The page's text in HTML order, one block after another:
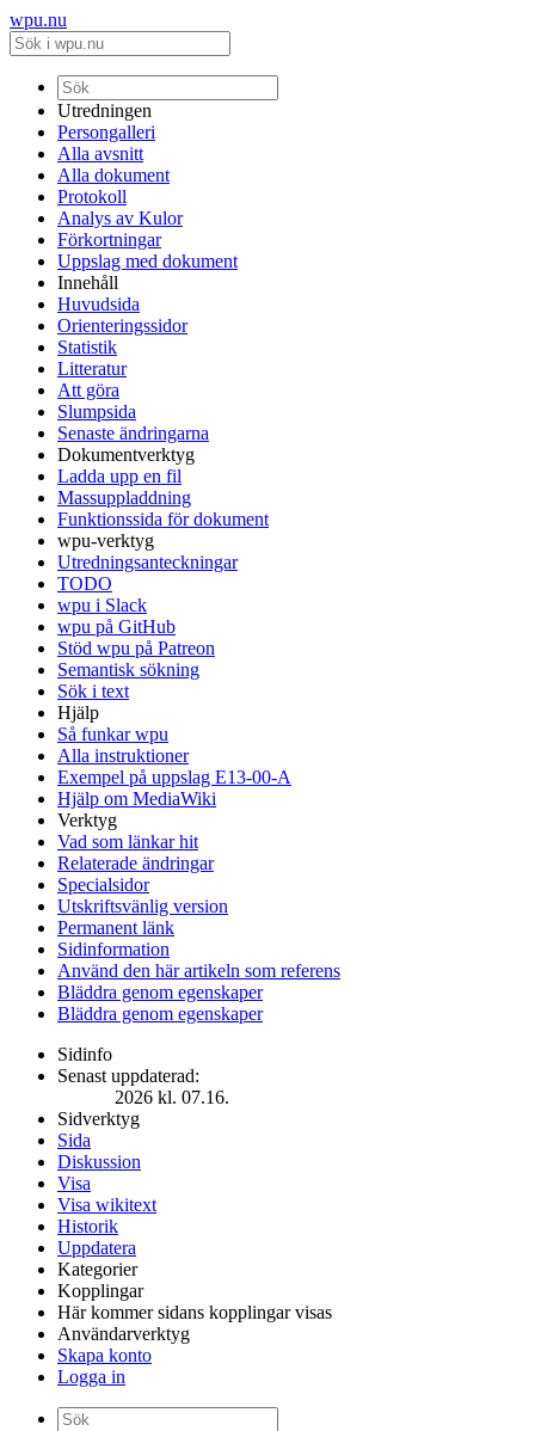
wpu.nu
Utredningen
Persongalleri
Alla avsnitt
Alla dokument
Protokoll
Analys av Kulor
Förkortningar
Uppslag med dokument
Innehåll
Huvudsida
Orienteringssidor
Statistik
Litteratur
Att göra
Slumpsida
Senaste ändringarna
Dokumentverktyg
Ladda upp en fil
Massuppladdning
Funktionssida för dokument
wpu-verktyg
Utredningsanteckningar
TODO
wpu i Slack
wpu på GitHub
Stöd wpu på Patreon
Semantisk sökning
Sök i text
Hjälp
Så funkar wpu
Alla instruktioner
Exempel på uppslag E13-00-A
Hjälp om MediaWiki
Verktyg
Vad som länkar hit
Relaterade ändringar
Specialsidor
Utskriftsvänlig version
Permanent länk
Sidinformation
Använd den här artikeln som referens
Bläddra genom egenskaper
Bläddra genom egenskaper
Sidinfo
Senast uppdaterad:
2026 kl. 07.16.
Sidverktyg
Sida
Diskussion
Visa
Visa wikitext
Historik
Uppdatera
Kategorier
Kopplingar
Här kommer sidans kopplingar visas
Användarverktyg
Skapa konto
Logga in